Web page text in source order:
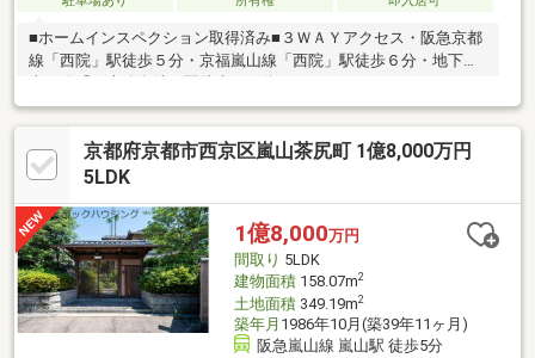
■ホームインスペクション取得済み■３ＷＡＹアクセス・阪急京都
線「西院」駅徒歩５分・京福嵐山線「西院」駅徒歩６分・地下鉄
京都府京都市西京区嵐山茶尻町 1億8,000万円
5LDK
1億8,000万円
間取り 5LDK
建物面積158.07m2
土地面積349.19m2
築年月 1986年10月(築39年11ヶ月)
阪急嵐山線 嵐山駅 徒歩5分